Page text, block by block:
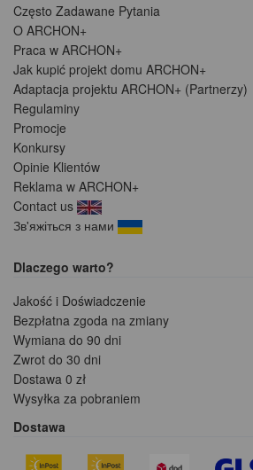
Często Zadawane Pytania
O ARCHON+
Praca w ARCHON+
Jak kupić projekt domu ARCHON+
Adaptacja projektu ARCHON+ (Partnerzy)
Regulaminy
Promocje
Konkursy
Opinie Klientów
Reklama w ARCHON+
Contact us
Зв'яжіться з нами
Dlaczego warto?
Jakość i Doświadczenie
Bezpłatna zgoda na zmiany
Wymiana do 90 dni
Zwrot do 30 dni
Dostawa 0 zł
Wysyłka za pobraniem
Dostawa